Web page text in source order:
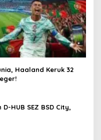
Haaland Keruk 32
HUB SEZ BSD City,